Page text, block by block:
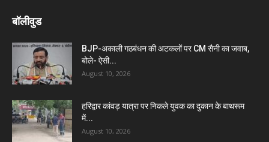
बॉलीवुड
BJP-अकाली गठबंधन की अटकलों पर CM सैनी का जवाब,
बोले- ऐसी...
August 10, 2026
हरिद्वार कांवड़ यात्रा पर निकले युवक का दुकान के बाथरूम
में...
August 10, 2026